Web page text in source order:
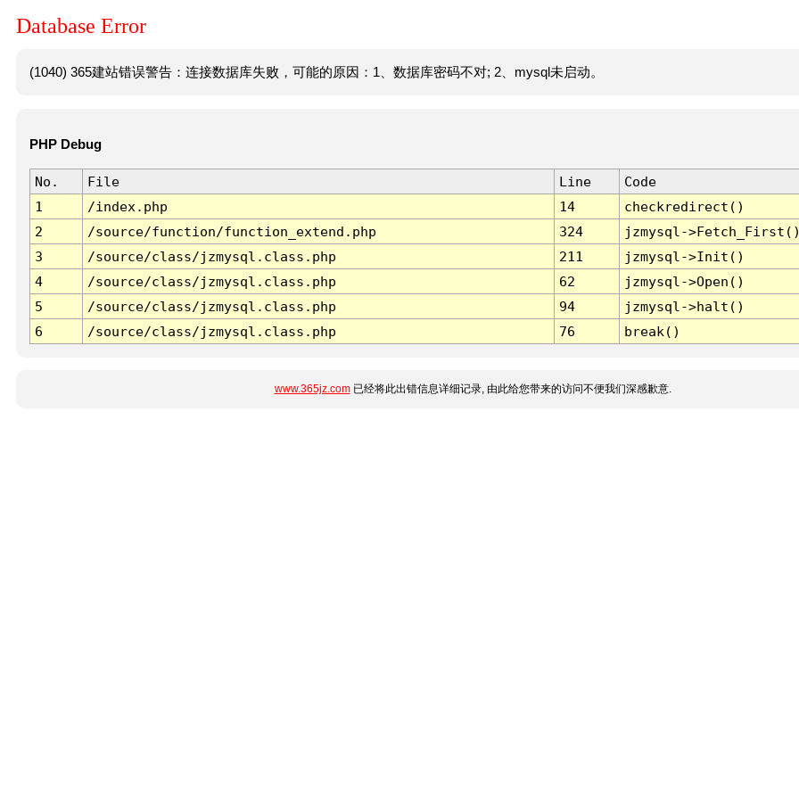
Database Error
(1040) 365建站错误警告：连接数据库失败，可能的原因：1、数据库密码不对; 2、mysql未启动。
PHP Debug
No. File Line
Code
1
/index.php 14
checkredirect()
2
/source/function/function_extend.php 324
jzmysql-
3
/source/class/jzmysql.class.php 211
jzmysql->Init()
4
/source/class/jzmysql.class.php 62
jzmysql->Open()
5
/source/class/jzmysql.class.php 94
jzmysql->halt()
6
/source/class/jzmysql.class.php 76 break()
www.365jz.com已经将此出错信息详细记录, 由此给您带来的访问不便我们深感歉意.